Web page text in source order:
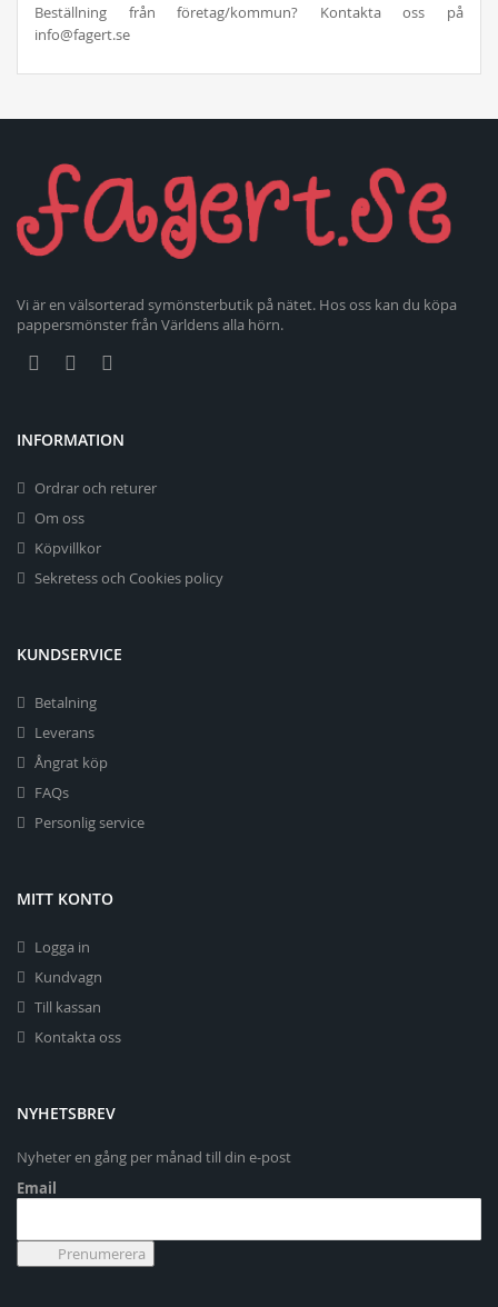
Beställning från företag/kommun? Kontakta oss på
info@fagert.se
Vi är en välsorterad symönsterbutik på nätet. Hos oss kan du köpa
pappersmönster från Världens alla hörn.
INFORMATION
Ordrar och returer
Om oss
Köpvillkor
Sekretess och Cookies policy
KUNDSERVICE
Betalning
Leverans
Ångrat köp
FAQs
Personlig service
MITT KONTO
Logga in
Kundvagn
Till kassan
Kontakta oss
NYHETSBREV
Nyheter en gång per månad till din e-post
Email